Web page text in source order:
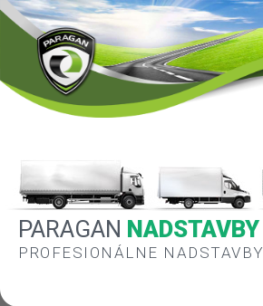
PARAGAN NADSTAVBY
PROFESIONÁLNE NADSTAVBY